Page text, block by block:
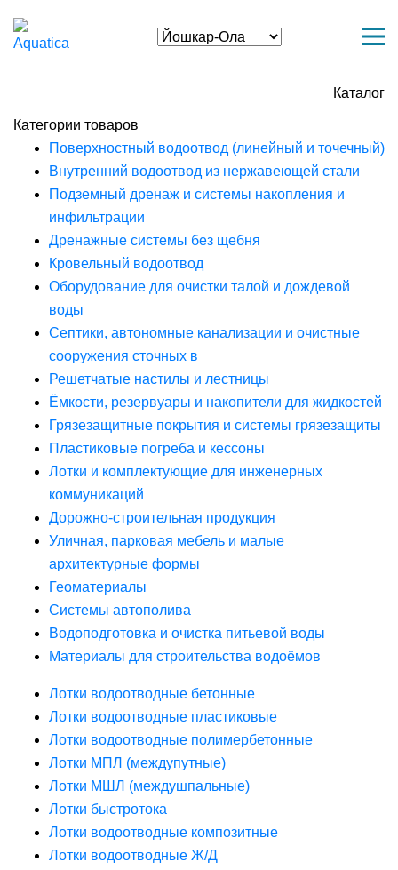
Каталог
Категории товаров
Поверхностный водоотвод (линейный и точечный)
Внутренний водоотвод из нержавеющей стали
Подземный дренаж и системы накопления и
инфильтрации
Дренажные системы без щебня
Кровельный водоотвод
Оборудование для очистки талой и дождевой
воды
Септики, автономные канализации и очистные
сооружения сточных в
Решетчатые настилы и лестницы
Ёмкости, резервуары и накопители для жидкостей
Грязезащитные покрытия и системы грязезащиты
Пластиковые погреба и кессоны
Лотки и комплектующие для инженерных
коммуникаций
Дорожно-строительная продукция
Уличная, парковая мебель и малые
архитектурные формы
Геоматериалы
Системы автополива
Водоподготовка и очистка питьевой воды
Материалы для строительства водоёмов
Лотки водоотводные бетонные
Лотки водоотводные пластиковые
Лотки водоотводные полимербетонные
Лотки МПЛ (междупутные)
Лотки МШЛ (междушпальные)
Лотки быстротока
Лотки водоотводные композитные
Лотки водоотводные Ж/Д